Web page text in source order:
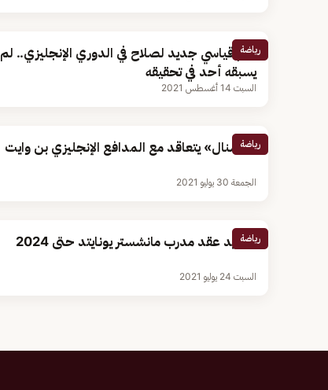
رياضة
رقم قياسي جديد لصلاح في الدوري الإنجليزي.. لم
يسبقه أحد في تحقيقه
السبت 14 أغسطس 2021
رياضة
«أرسنال» يتعاقد مع المدافع الإنجليزي بن وايت
الجمعة 30 يوليو 2021
رياضة
تجديد عقد مدرب مانشستر يونايتد حتى 2024
السبت 24 يوليو 2021